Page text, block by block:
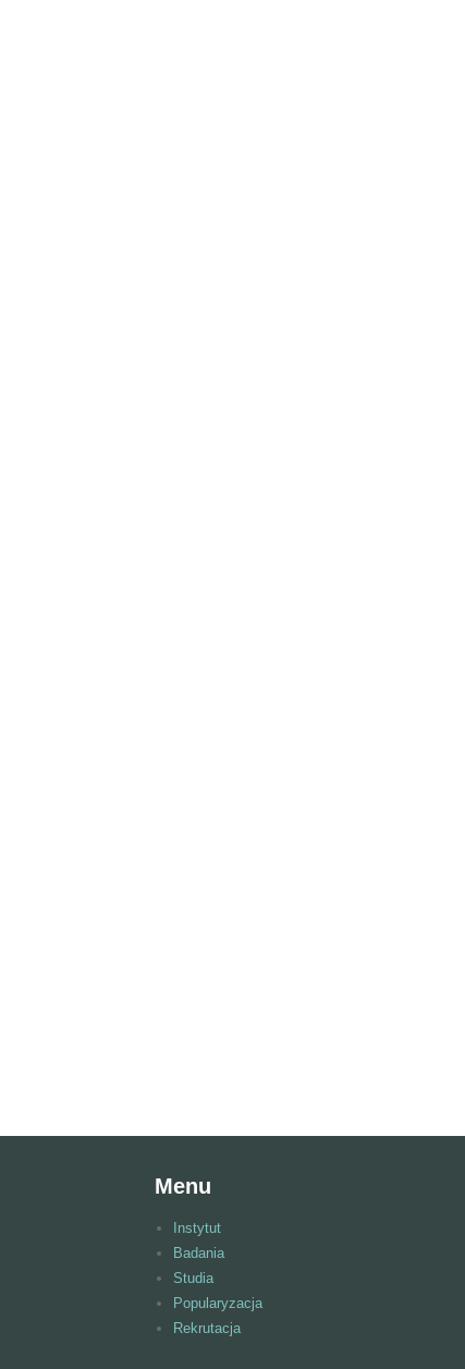
Menu
Instytut
Badania
Studia
Popularyzacja
Rekrutacja